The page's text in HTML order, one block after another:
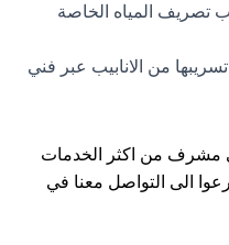
تصريف المياه الخاصة
من الانابيب عبر فني
مشرف من اكثر الخدمات
الى التواصل معنا في